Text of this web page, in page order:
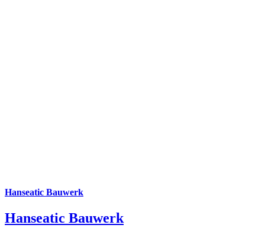
Hanseatic Bauwerk
Hanseatic Bauwerk